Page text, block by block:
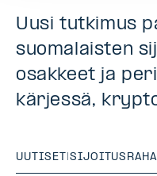
Uusi tutkimus
suomalaisten
osakkeet ja
kärjessä,
UUTISET